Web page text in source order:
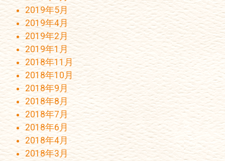
2019年5月
2019年4月
2019年2月
2019年1月
2018年11月
2018年10月
2018年9月
2018年8月
2018年7月
2018年6月
2018年4月
2018年3月